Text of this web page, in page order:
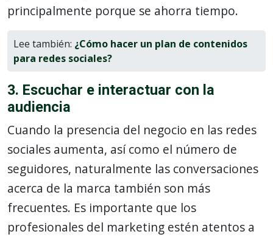
principalmente porque se ahorra tiempo.
Lee también: ¿Cómo hacer un plan de contenidos
para redes sociales?
3. Escuchar e interactuar con la
audiencia
Cuando la presencia del negocio en las redes
sociales aumenta, así como el número de
seguidores, naturalmente las conversaciones
acerca de la marca también son más
frecuentes. Es importante que los
profesionales del marketing estén atentos a